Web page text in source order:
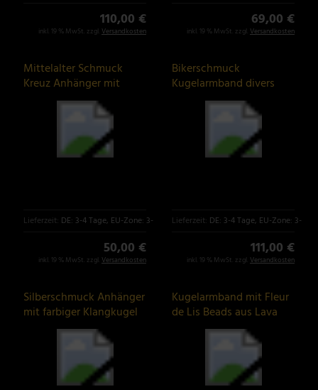
110,00 €
inkl. 19 % MwSt. zzgl. Versandkosten
69,00 €
inkl. 19 % MwSt. zzgl. Versandkosten
Mittelalter Schmuck
Kreuz Anhänger mit
Fleur de Lys
Lieferzeit: DE: 3-4 Tage, EU-Zone: 3-6 Tage
50,00 €
inkl. 19 % MwSt. zzgl. Versandkosten
Bikerschmuck
Kugelarmband divers
Fleur de Lis
Lieferzeit: DE: 3-4 Tage, EU-Zone: 3-6
111,00 €
inkl. 19 % MwSt. zzgl. Versandkosten
Silberschmuck Anhänger
mit farbiger Klangkugel
Kugelarmband mit Fleur
de Lis Beads aus Lava